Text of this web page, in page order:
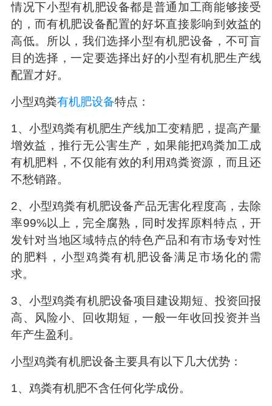
情况下小型有机肥设备都是普通加工商能够接受
的，而有机肥设备配置的好坏直接影响到效益的
高低。所以，我们选择小型有机肥设备，不可盲
目的选择，一定要选择出好的小型有机肥生产线
配置才好。
小型鸡粪有机肥设备特点：
1、小型鸡粪有机肥生产线加工变精肥，提高产量
增效益，推行无公害生产，如果能把鸡粪加工成
有机肥料，不仅能有效的利用鸡粪资源，而且还
不愁销路。
2、小型鸡粪有机肥设备产品无害化程度高，去除
率99%以上，完全腐熟，同时发挥原料特点，开
发针对当地区域特点的特色产品和有市场专对性
的肥料，小型鸡粪有机肥设备满足市场化的需
求。
3、小型鸡粪有机肥设备项目建设期短、投资回报
高、风险小、回收期短，一般一年收回投资并当
年产生盈利。
小型鸡粪有机肥设备主要具有以下几大优势：
1、鸡粪有机肥不含任何化学成份。